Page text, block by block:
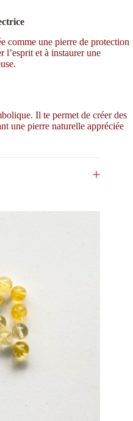
comme une pierre de protection
l’esprit et à instaurer une
Il te permet de créer des
une pierre naturelle appréciée